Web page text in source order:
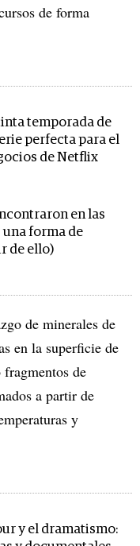
de forma
temporada de
perfecta para el
de Netflix
en las
una forma de
de ello)
de minerales de
en la superficie de
de
a partir de
y
y el dramatismo: